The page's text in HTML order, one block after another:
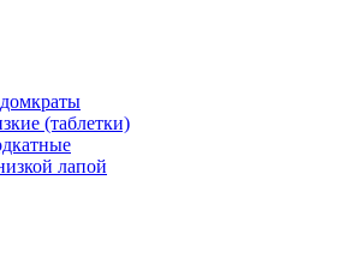
(таблетки)
лапой